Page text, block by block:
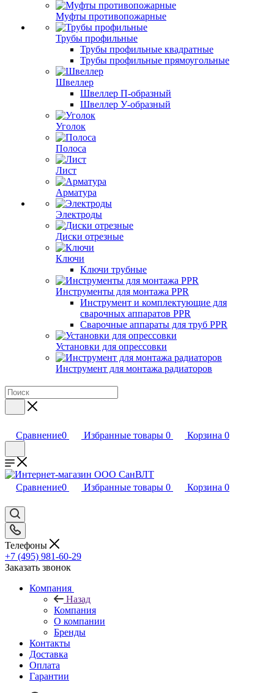
Муфты противопожарные
Трубы профильные
Трубы профильные квадратные
Трубы профильные прямоугольные
Швеллер
Швеллер П-образный
Швеллер У-образный
Уголок
Полоса
Лист
Арматура
Электроды
Диски отрезные
Ключи
Ключи трубные
Инструменты для монтажа PPR
Инструмент и комплектующие для
сварочных аппаратов PPR
Сварочные аппараты для труб PPR
Установки для опрессовки
Инструмент для монтажа радиаторов
Сравнение0 Избранные товары 0 Корзина 0
Сравнение0 Избранные товары 0 Корзина 0
Телефоны
+7 (495) 981-60-29
Заказать звонок
Компания
Назад
Компания
О компании
Бренды
Контакты
Доставка
Оплата
Гарантии